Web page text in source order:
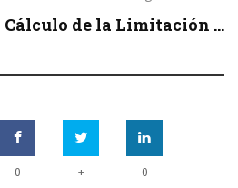
Cálculo de la Limitación ...
0 + 0